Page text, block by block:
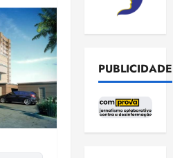
PUBLICIDADE